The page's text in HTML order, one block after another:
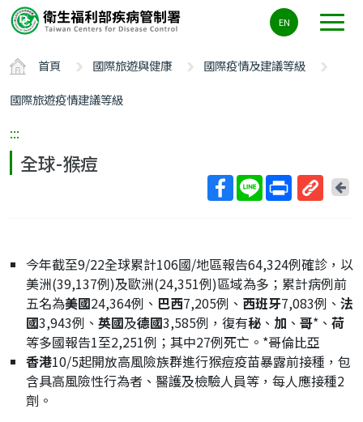
要
容
ALT+C
EN
首頁 國際旅遊與健康
國際疫情及建議等級
國際旅遊疫情建議等級
:::
全球-猴痘
網
址
回
今年截至9/22全球累計106國/地區報告64,324例確診，以
美洲(39,137例)及歐洲(24,351例)區域為多；累計病例前
五名為美國24,364例、 巴西7,205例、 西班牙7,083例、 法
國3,943例、 英國及德國3,585例，復有秘 、 加 、 哥*、 荷
等多國報告1至2,251例；其中27例死亡。*哥倫比亞
香港10/5起開放高風險族群進行猴痘疫苗暴露前接種，包
含具高風險性行為者、醫護及檢驗人員等，每人應接種2
劑。